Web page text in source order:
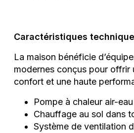
Caractéristiques
La maison bénéficie
modernes conçus pour offrir
confort et une haute
Pompe à chaleur air-eau
Chauffage au sol dans
Système de ventilation